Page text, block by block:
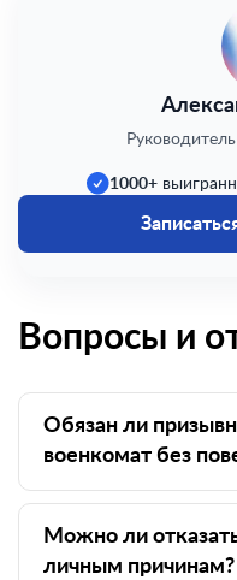
1000+
Вопросы и
Обязан ли
военкомат без
Можно ли
личным причинам?